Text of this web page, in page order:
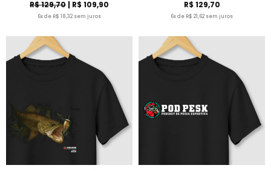
R$ 129,70| R$ 109,90
6x de R$ 18,32 sem juros
R$ 129,70
6x de R$ 21,62 sem juros